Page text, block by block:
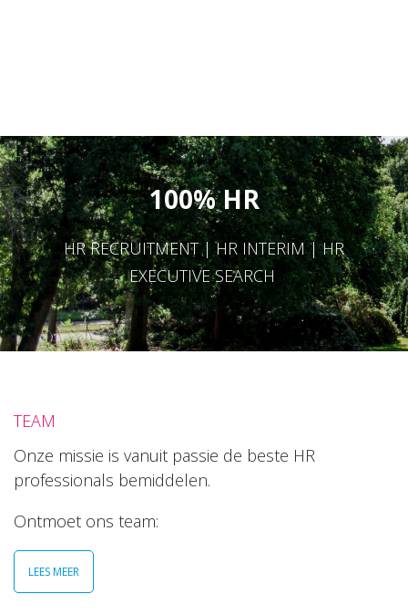
100% HR
HR RECRUITMENT | HR INTERIM | HR
EXECUTIVE SEARCH
TEAM
Onze missie is vanuit passie de beste HR
professionals bemiddelen.
Ontmoet ons team:
LEES MEER